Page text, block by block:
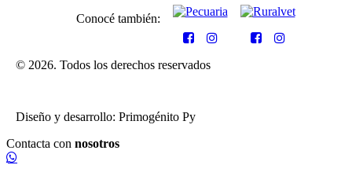
Conocé también:
© 2026. Todos los derechos reservados
Diseño y desarrollo: Primogénito Py
Contacta con nosotros